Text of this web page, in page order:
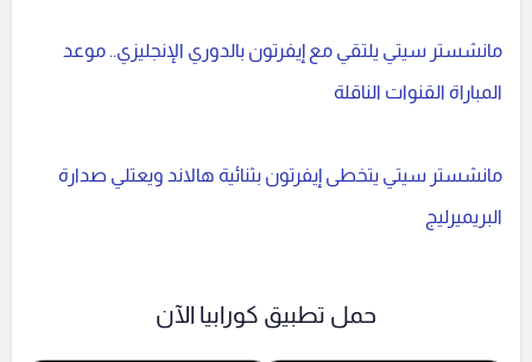
مانشستر سيتي يلتقي مع إيفرتون بالدوري الإنجليزي.. موعد
المباراة القنوات الناقلة
مانشستر سيتي يتخطى إيفرتون بثنائية هالاند ويعتلي صدارة
البريميرليج
حمل تطبيق كورابيا الآن